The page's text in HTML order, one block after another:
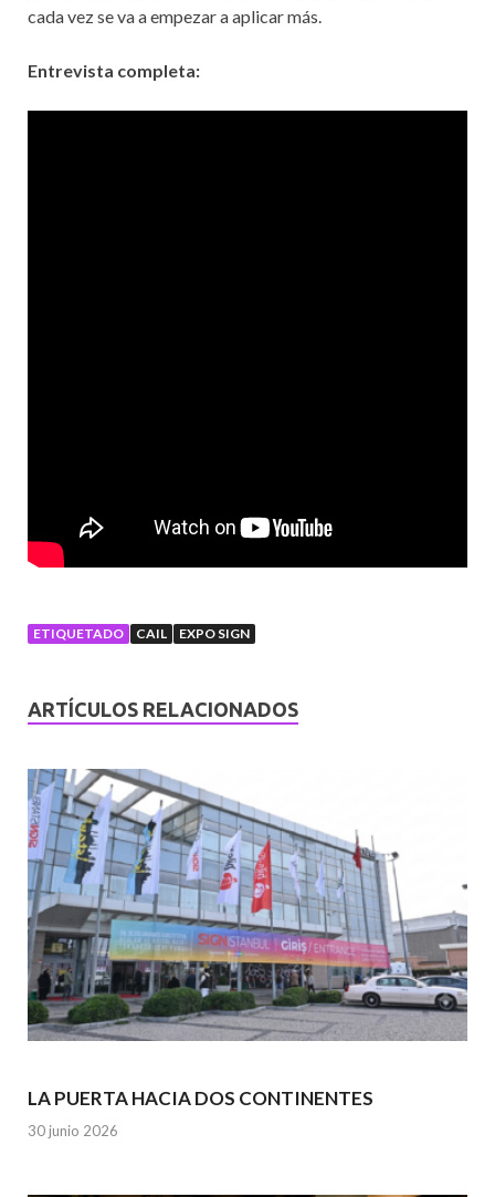
cada vez se va a empezar a aplicar más.
Entrevista completa:
ETIQUETADO CAIL EXPO SIGN
ARTÍCULOS RELACIONADOS
LA PUERTA HACIA DOS CONTINENTES
30 junio 2026